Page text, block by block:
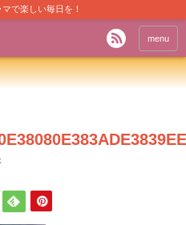
で楽しい毎日を！
menu